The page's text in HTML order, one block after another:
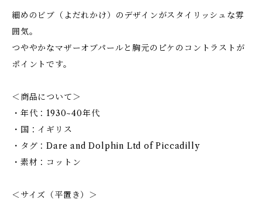
細めのビブ（よだれかけ）のデザインがスタイリッシュな雰
囲気。
つややかなマザーオブパールと胸元のピケのコントラストが
ポイントです。
＜商品について＞
・年代：1930~40年代
・国：イギリス
・タグ：Dare and Dolphin Ltd of Piccadilly
・素材：コットン
＜サイズ（平置き）＞